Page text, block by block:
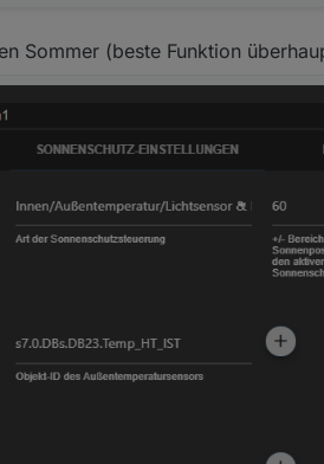
Sommer (beste Funktion